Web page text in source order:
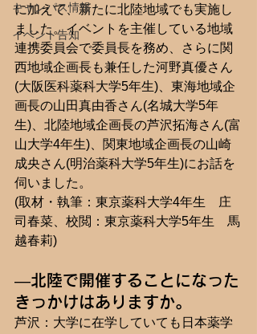
キャンパス情報
イベント告知
に加えて、新たに北陸地域でも実施し
ました。イベントを主催している地域
連携委員会で委員長を務め、さらに関
西地域企画長も兼任した河野真優さん
(大阪医科薬科大学5年生)、東海地域企
画長の山田真由香さん(名城大学5年
生)、北陸地域企画長の芦沢拓海さん(富
山大学4年生)、関東地域企画長の山崎
成央さん(明治薬科大学5年生)にお話を
伺いました。
(取材・執筆：東京薬科大学4年生　庄
司春菜、校閲：東京薬科大学5年生　馬
越春莉)
―北陸で開催することになった
きっかけはありますか。
芦沢：大学に在学していても日本薬学